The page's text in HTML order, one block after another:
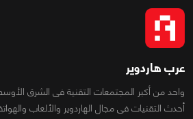
عرب هاردوير
واحد من أكبر المجتمعات التقنية فى الشرق
أحدث التقنيات فى مجال الهاردوير والألعاب